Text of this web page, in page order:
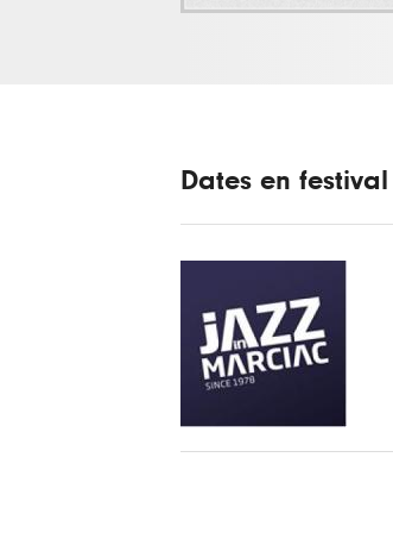
Dates en festival